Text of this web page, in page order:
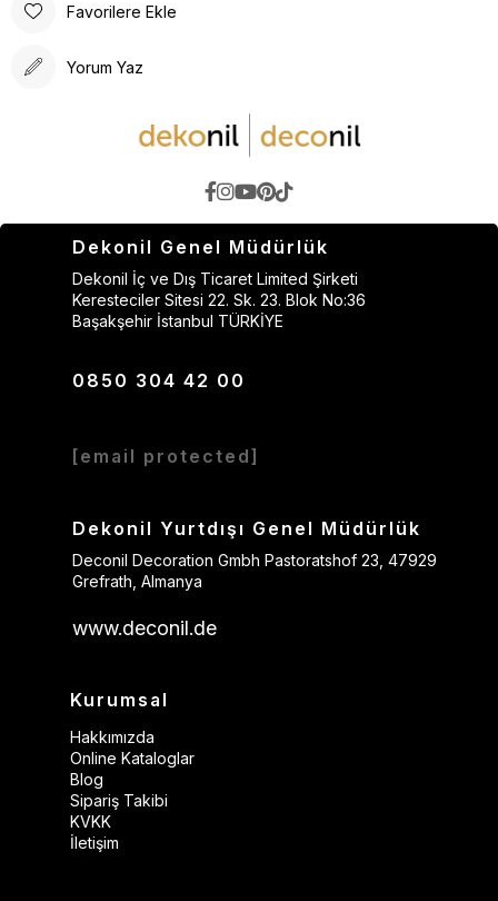
Favorilere Ekle
Yorum Yaz
Dekonil Genel Müdürlük
Dekonil İç ve Dış Ticaret Limited Şirketi
Keresteciler Sitesi 22. Sk. 23. Blok No:36
Başakşehir İstanbul TÜRKİYE
0850 304 42 00
[email protected]
Dekonil Yurtdışı Genel Müdürlük
Deconil Decoration Gmbh Pastoratshof 23, 47929
Grefrath, Almanya
www.deconil.de
Kurumsal
Hakkımızda
Online Kataloglar
Blog
Sipariş Takibi
KVKK
İletişim